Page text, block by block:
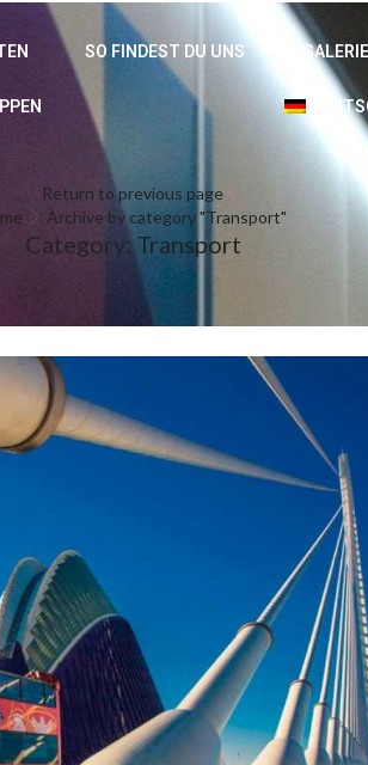
SO FINDEST DU UNS GALERIE
Return to previous page
Archive by category "Transport"
Category: Transport